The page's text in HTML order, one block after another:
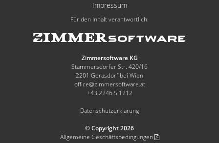
Impressum
Für den Inhalt verantwortlich:
Zimmersoftware KG
Stammersdorfer Str. 420/16
2201 Gerasdorf bei Wien
office@zimmersoftware.at
+43 2246 5 1212
Datenschutzerklärung
© Copyright 2026
Allgemeine Geschäftsbedingungen